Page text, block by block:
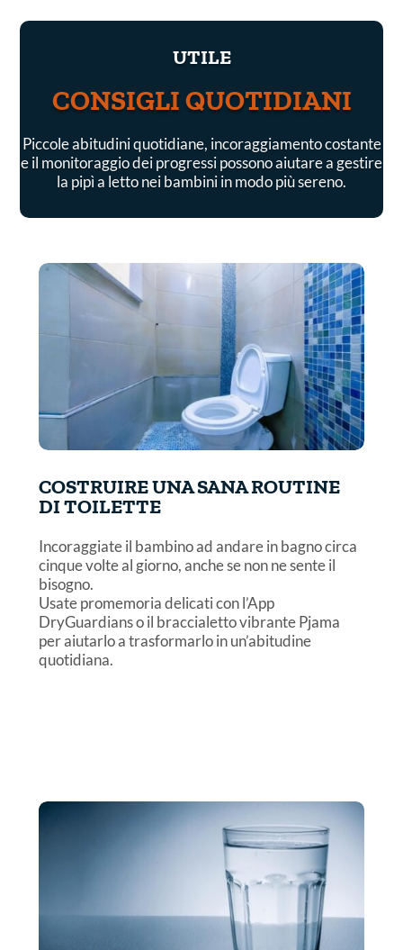
UTILE
CONSIGLI QUOTIDIANI
Piccole abitudini quotidiane, incoraggiamento costante
e il monitoraggio dei progressi possono aiutare a gestire
la pipì a letto nei bambini in modo più sereno.
COSTRUIRE UNA SANA ROUTINE
DI TOILETTE
Incoraggiate il bambino ad andare in bagno circa
cinque volte al giorno, anche se non ne sente il
bisogno.
Usate promemoria delicati con l’App
DryGuardians o il braccialetto vibrante Pjama
per aiutarlo a trasformarlo in un’abitudine
quotidiana.